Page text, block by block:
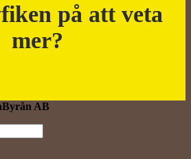
på att veta
mer?
AB